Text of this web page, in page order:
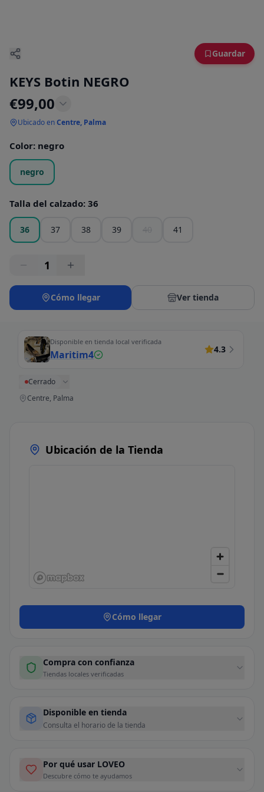
Guardar
KEYS Botin NEGRO
€99,00
Ubicado enCentre, Palma
Color: negro
negro
Talla del calzado: 36
36 37 38 39 41
1
Cómo llegar Ver tienda
Disponible en tienda local verificada
Maritim4 4.3
Cerrado
Centre, Palma
Ubicación de la Tienda
Cómo llegar
Compra con confianza
Tiendas locales verificadas
Disponible en tienda
Consulta el horario de la tienda
Por qué usar LOVEO
Descubre cómo te ayudamos